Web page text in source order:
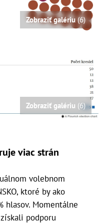
Zobraziť galériu (6)
Zobraziť galériu (6)
viac strán
volebnom
ktoré by ako
hlasov. Momentálne
podporu